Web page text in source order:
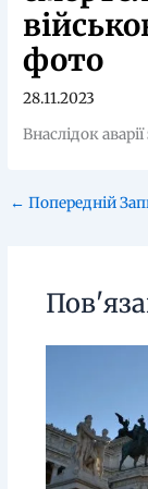
фото
28.11.2023
Внаслідок
← Попередній